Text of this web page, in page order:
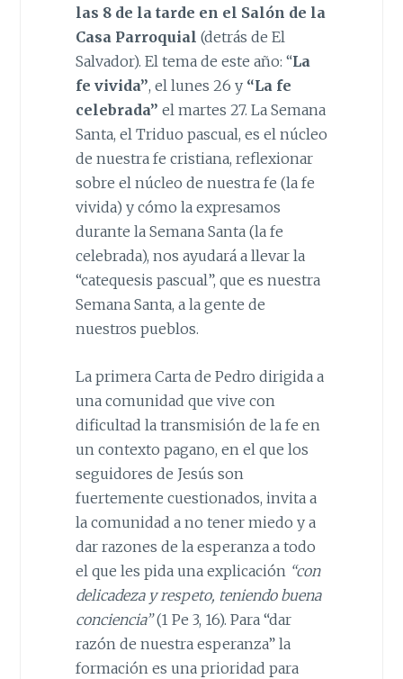
las 8 de la tarde en el Salón de la
Casa Parroquial (detrás de El
Salvador). El tema de este año: “La
fe vivida”, el lunes 26 y “La fe
celebrada” el martes 27. La Semana
Santa, el Triduo pascual, es el núcleo
de nuestra fe cristiana, reflexionar
sobre el núcleo de nuestra fe (la fe
vivida) y cómo la expresamos
durante la Semana Santa (la fe
celebrada), nos ayudará a llevar la
“catequesis pascual”, que es nuestra
Semana Santa, a la gente de
nuestros pueblos.
La primera Carta de Pedro dirigida a
una comunidad que vive con
dificultad la transmisión de la fe en
un contexto pagano, en el que los
seguidores de Jesús son
fuertemente cuestionados, invita a
la comunidad a no tener miedo y a
dar razones de la esperanza a todo
el que les pida una explicación “con
delicadeza y respeto, teniendo buena
conciencia”(1 Pe 3, 16). Para “dar
razón de nuestra esperanza” la
formación es una prioridad para